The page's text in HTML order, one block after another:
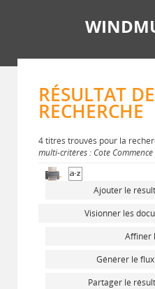
RÉSULTAT
RECHERCHE
4 titres trouvés pour la
multi-critères : Cote
Ajouter le
Visionner les
Affiner
Générer le
Partager le